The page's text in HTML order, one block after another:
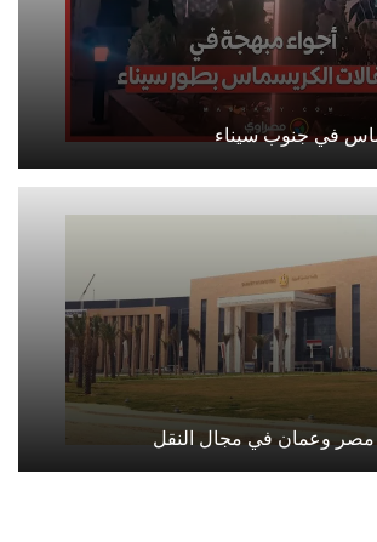
في جنوب سيناء
مصر وعمان في مجال النقل